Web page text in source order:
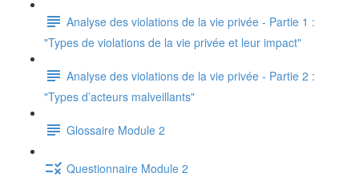
Analyse des violations de la vie privée - Partie 1 :
"Types de violations de la vie privée et leur impact"
Analyse des violations de la vie privée - Partie 2 :
"Types d’acteurs malveillants"
Glossaire Module 2
Questionnaire Module 2